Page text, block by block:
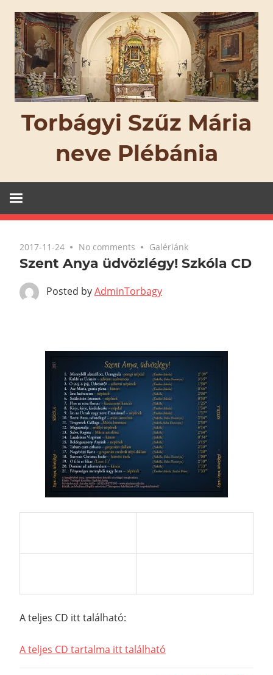
content
Torbágyi Szűz Mária
neve Plébánia
2017-11-24 No comments Galériánk
Szent Anya üdvözlégy! Szkóla CD
Posted byAdminTorbagy
A teljes CD itt található:
A teljes CD tartalma itt található